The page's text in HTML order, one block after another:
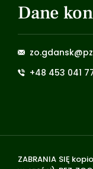
Dane
+48 453 041
ZABRANIA SIĘ